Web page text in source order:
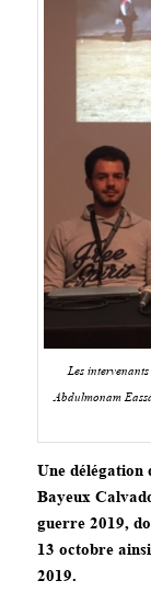
Les
Abdulmonam
Une délégation
Bayeux
guerre 2019,
13 octobre
2019.